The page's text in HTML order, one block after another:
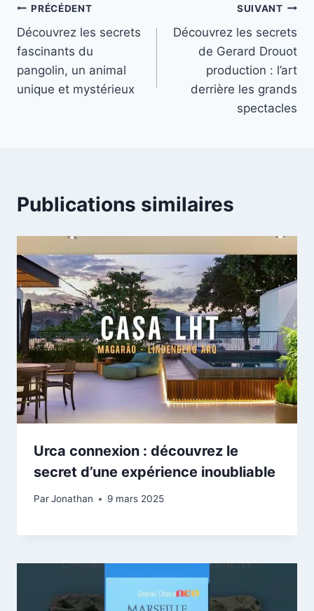
Navigation
de
l’article
PRÉCÉDENT
Découvrez les secrets
fascinants du
pangolin, un animal
unique et mystérieux
SUIVANT
Découvrez les secrets
de Gerard Drouot
production : l’art
derrière les grands
spectacles
Publications similaires
Urca connexion : découvrez le
secret d’une expérience inoubliable
ParJonathan 9 mars 2025